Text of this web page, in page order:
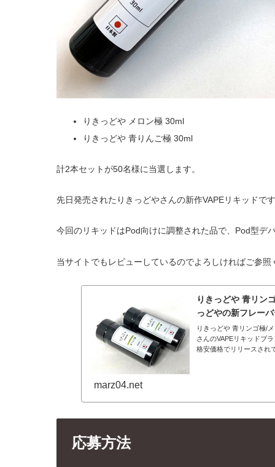
りきっどや メロン極 30ml
りきっどや 青りんご極 30ml
計2本セットが50名様に当選します。
先日発売されたりきっどやさんの新作VAPEリキッドで
今回のリキッドはPod向けに調整された品で、Pod型デ
当サイトでもレビューしているのでよろしければご参照
りきっどや 青リン
っどやの新フレー
りきっどや 青リンゴ極/
さんのVAPEリキッドブ
格安価格でリリースされ
marz04.net
応募方法